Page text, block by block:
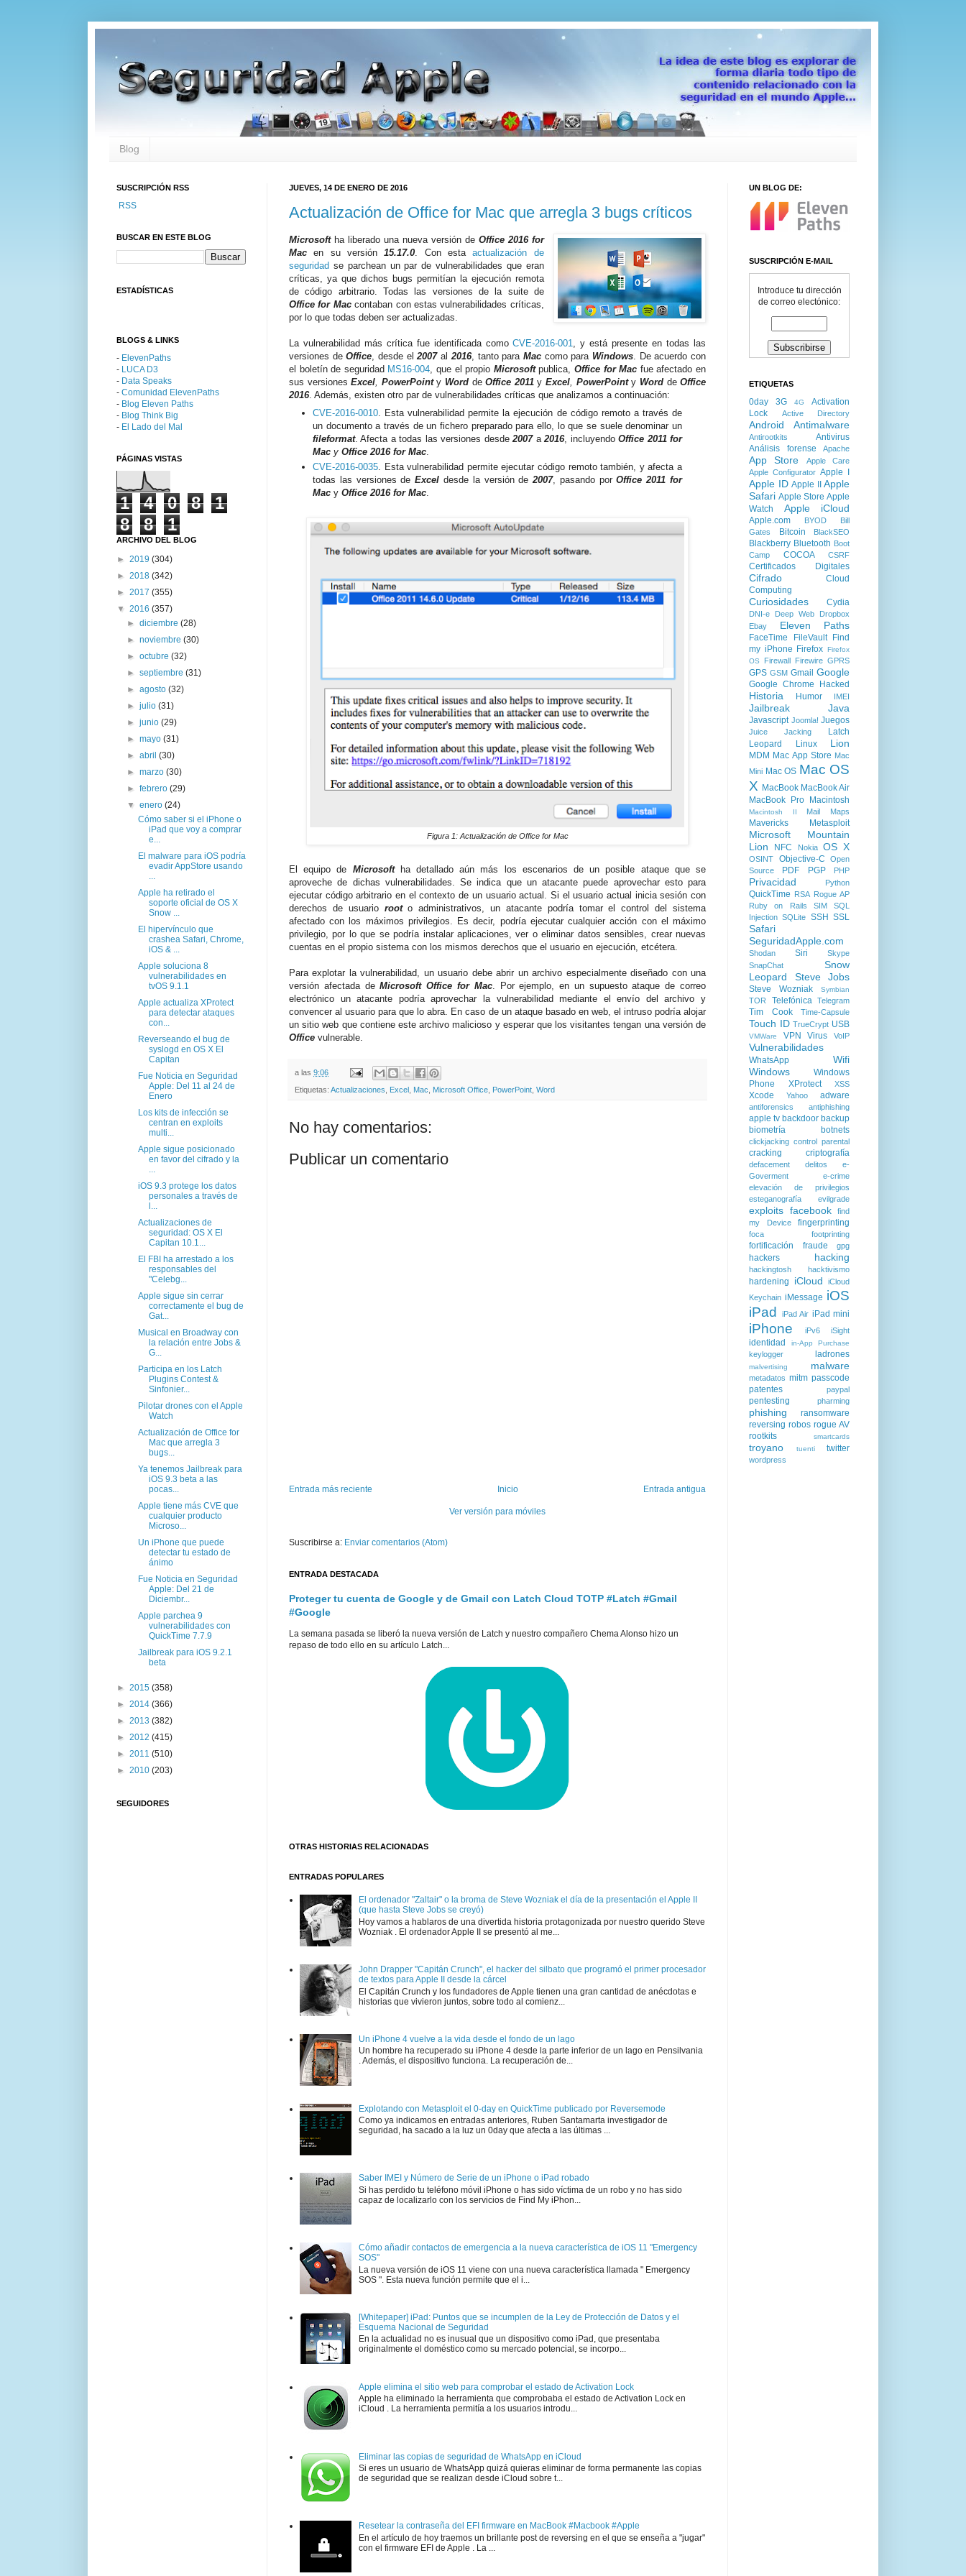
Blog
JUEVES, 14 DE ENERO DE 2016
Actualización de Office for Mac que arregla 3 bugs críticos
Microsoft ha liberado una nueva versión de Office 2016 for
Mac en su versión15.17.0. Con estaactualización de
seguridad se parchean un par de vulnerabilidades que eran
críticas, ya que dichos bugs permitían la ejecución remota
de código arbitrario. Todas las versiones de la suite de
Office for Maccontaban con estas vulnerabilidades críticas,
por lo que todas deben ser actualizadas.
La vulnerabilidad más crítica fue identificada comoCVE-2016-001, y está presente en todas las
versiones deOffice, desde el2007al2016, tanto para Mac como para Windows. De acuerdo con
el boletín de seguridad MS16-004, que el propio Microsoft publica,Office for Mac fue afectado en
sus versionesExcel, PowerPoint y Word deOffice 2011yExcel, PowerPoint y Word deOffice
2016. Además, existen otro par de vulnerabilidades críticas que analizamos a continuación:
CVE-2016-0010. Esta vulnerabilidad permite la ejecución de código remoto a través de
un documento a través de un fichero preparado para ello, lo que se suele denominar un
fileformat. Afecta a todas las versiones desde2007 a2016, incluyendoOffice 2011 for
Mac y Office 2016 for Mac.
CVE-2016-0035. Esta vulnerabilidad permite ejecutar código remoto también, y afecta a
todas las versiones deExcel desde la versión de2007, pasando porOffice 2011 for
Mac y Office 2016 for Mac.
Figura 1: Actualización de Office for Mac
El equipo de Microsoft
ha detallado aún más los escenarios de un posible ataque que se
aproveche de dichas vulnerabilidades. Se indica que un atacante puede aprovechar esto para
ejecutar código arbitrario en el contexto de un usuario actual. Si el usuario actual inicia sesión con
derechos de usuario root o administrativos, un atacante podría tomar el control del sistema
afectado con los máximos privilegios. Es decir, podría ejecutar cualquier acción con el máximo
privilegio, por lo que se podría instalar aplicaciones, ver o eliminar datos sensibles, crear nuevas
cuentas en el propio sistema con los mismos derechos que el usuario en ejecución, etcétera.
Para explotar la vulnerabilidad, un usuario debe abrir un archivo especialmente diseñado con una
versión afectada deMicrosoft Office for Mac. Por ejemplo, en un supuesto ataque de correo
electrónico un atacante podría aprovechar la vulnerabilidad mediante el envío del archivo y
convencer al usuario para que lo abra. En caso de un ataque basado en web, el intruso podría alojar
un sitio web que contiene este archivo malicioso y esperar que los visitantes tengan una versión de
Office vulnerable.
a las 9:06
Etiquetas: Actualizaciones Excel Mac Microsoft Office PowerPoint Word
No hay comentarios:
Publicar un comentario
Entrada más reciente Entrada antigua
Inicio
Ver versión para móviles
Suscribirse a: Enviar comentarios (Atom)
ENTRADA DESTACADA
Proteger tu cuenta de Google y de Gmail con Latch Cloud TOTP #Latch #Gmail
#Google
La semana pasada se liberó la nueva versión de Latch y nuestro compañero Chema Alonso hizo un
repaso de todo ello en su artículo Latch...
OTRAS HISTORIAS RELACIONADAS
ENTRADAS POPULARES
El ordenador "Zaltair" o la broma de Steve Wozniak el día de la presentación el Apple II
(que hasta Steve Jobs se creyó)
Hoy vamos a hablaros de una divertida historia protagonizada por nuestro querido Steve
Wozniak . El ordenador Apple II se presentó al me...
John Drapper "Capitán Crunch", el hacker del silbato que programó el primer procesador
de textos para Apple II desde la cárcel
El Capitán Crunch y los fundadores de Apple tienen una gran cantidad de anécdotas e
historias que vivieron juntos, sobre todo al comienz...
Un iPhone 4 vuelve a la vida desde el fondo de un lago
Un hombre ha recuperado su iPhone 4 desde la parte inferior de un lago en Pensilvania
. Además, el dispositivo funciona. La recuperación de...
Explotando con Metasploit el 0-day en QuickTime publicado por Reversemode
Como ya indicamos en entradas anteriores, Ruben Santamarta investigador de
seguridad, ha sacado a la luz un 0day que afecta a las últimas ...
Saber IMEI y Número de Serie de un iPhone o iPad robado
Si has perdido tu teléfono móvil iPhone o has sido víctima de un robo y no has sido
capaz de localizarlo con los servicios de Find My iPhon...
Cómo añadir contactos de emergencia a la nueva característica de iOS 11 "Emergency
SOS"
La nueva versión de iOS 11 viene con una nueva característica llamada " Emergency
SOS ". Esta nueva función permite que el i...
[Whitepaper] iPad: Puntos que se incumplen de la Ley de Protección de Datos y el
Esquema Nacional de Seguridad
En la actualidad no es inusual que un dispositivo como iPad, que presentaba
originalmente el doméstico como su mercado potencial, se incorpo...
Apple elimina el sitio web para comprobar el estado de Activation Lock
Apple ha eliminado la herramienta que comprobaba el estado de Activation Lock en
iCloud . La herramienta permitía a los usuarios introdu...
Eliminar las copias de seguridad de WhatsApp en iCloud
Si eres un usuario de WhatsApp quizá quieras eliminar de forma permanente las copias
de seguridad que se realizan desde iCloud sobre t...
Resetear la contraseña del EFI firmware en MacBook #Macbook #Apple
En el artículo de hoy traemos un brillante post de reversing en el que se enseña a "jugar"
con el firmware EFI de Apple . La ...
SUSCRIPCIÓN RSS
RSS
BUSCAR EN ESTE BLOG
ESTADÍSTICAS
BLOGS & LINKS
- ElevenPaths
- LUCA D3
- Data Speaks
- Comunidad ElevenPaths
- Blog Eleven Paths
- Blog Think Big
- El Lado del Mal
PÁGINAS VISTAS
1 4 0 8
1
8
8 1
ARCHIVO DEL BLOG
► 2019 (304)
► 2018 (342)
► 2017 (355)
▼ 2016 (357)
►diciembre(28)
►noviembre(30)
►octubre(32)
►septiembre(31)
►agosto(32)
►julio(31)
►junio(29)
►mayo(31)
►abril(30)
►marzo(30)
►febrero(29)
▼enero(24)
Cómo saber si el iPhone o
iPad que voy a comprar
e...
El malware para iOS podría
evadir AppStore usando
Apple ha retirado el
soporte oficial de OS X
Snow ...
El hipervínculo que
crashea Safari, Chrome,
iOS & ...
Apple soluciona 8
vulnerabilidades en
tvOS 9.1.1
Apple actualiza XProtect
para detectar ataques
con...
Reverseando el bug de
syslogd en OS X El
Capitan
Fue Noticia en Seguridad
Apple: Del 11 al 24 de
Enero
Los kits de infección se
centran en exploits
multi...
Apple sigue posicionado
en favor del cifrado y la
iOS 9.3 protege los datos
personales a través de
l...
Actualizaciones de
seguridad: OS X El
Capitan 10.1...
El FBI ha arrestado a los
responsables del
"Celebg...
Apple sigue sin cerrar
correctamente el bug de
Gat...
Musical en Broadway con
la relación entre Jobs &
G...
Participa en los Latch
Plugins Contest &
Sinfonier...
Pilotar drones con el Apple
Watch
Actualización de Office for
Mac que arregla 3
bugs...
Ya tenemos Jailbreak para
iOS 9.3 beta a las
pocas...
Apple tiene más CVE que
cualquier producto
Microso...
Un iPhone que puede
detectar tu estado de
ánimo
Fue Noticia en Seguridad
Apple: Del 21 de
Diciembr...
Apple parchea 9
vulnerabilidades con
QuickTime 7.7.9
Jailbreak para iOS 9.2.1
beta
► 2015 (358)
► 2014 (366)
► 2013 (382)
► 2012 (415)
► 2011 (510)
► 2010 (203)
SEGUIDORES
UN BLOG DE:
SUSCRIPCIÓN E-MAIL
Introduce tu dirección
de correo electónico:
ETIQUETAS
0day 3G 4G
Activation
Lock
Active Directory
Android Antimalware
Antirootkits
Antivirus
Análisis forense
Apache
App Store
Apple Care
Apple Configurator Apple I
Apple ID Apple II
Apple
Safari Apple Store Apple
Watch
Apple iCloud
Apple.com BYOD
Bill
Gates
Bitcoin BlackSEO
Blackberry Bluetooth Boot
Camp
COCOA CSRF
Certificados Digitales
Cifrado
Cloud
Computing
Curiosidades Cydia
DNI-e Deep Web
Dropbox
Ebay
Eleven Paths
FaceTime FileVault
Find
my iPhone Firefox Firefox
OS
Firewall Firewire GPRS
GPS GSM Gmail Google
Google Chrome Hacked
Historia Humor IMEI
Jailbreak Java
Javascript Joomla! Juegos
Juice Jacking
Latch
Leopard
Linux Lion
MDM Mac App Store Mac
Mini Mac OS Mac OS
X MacBook MacBook Air
MacBook Pro
Macintosh
Macintosh II Mail Maps
Mavericks Metasploit
Microsoft
Mountain
Lion
NFC Nokia OS X
OSINT Objective-C
Open
Source
PDF PGP PHP
Privacidad Python
QuickTime RSA Rogue AP
Ruby on Rails
SIM
SQL
Injection SQLite SSH SSL
Safari
SeguridadApple.com
Shodan Siri
Skype
SnapChat
Snow
Leopard
Steve Jobs
Steve Wozniak Symbian
TOR Telefónica Telegram
Tim Cook Time-Capsule
Touch ID TrueCrypt USB
VMWare VPN Virus VoIP
Vulnerabilidades
WhatsApp
Wifi
Windows
Windows
Phone
XProtect XSS
Xcode Yahoo adware
antiforensics antiphishing
apple tv backdoor backup
biometría
botnets
clickjacking control parental
cracking criptografía
defacement delitos
e-
Goverment
e-crime
elevación de privilegios
esteganografía
evilgrade
exploits facebook
find
my Device
fingerprinting
foca footprinting
fortificación fraude gpg
hackers hacking
hackingtosh hacktivismo
hardening iCloud
iCloud
Keychain iMessage iOS
iPad
iPad Air iPad mini
iPhone iPv6 iSight
identidad in-App Purchase
keylogger ladrones
malvertising malware
metadatos mitm passcode
patentes
paypal
pentesting pharming
phishing
ransomware
reversing robos rogue AV
rootkits
smartcards
troyano tuenti twitter
wordpress